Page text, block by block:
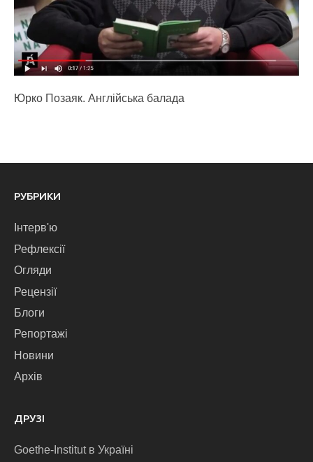
Юрко Позаяк. Англійська балада
РУБРИКИ
Інтерв'ю
Рефлексії
Огляди
Рецензії
Блоги
Репортажі
Новини
Архів
ДРУЗІ
Goethe-Institut в Україні